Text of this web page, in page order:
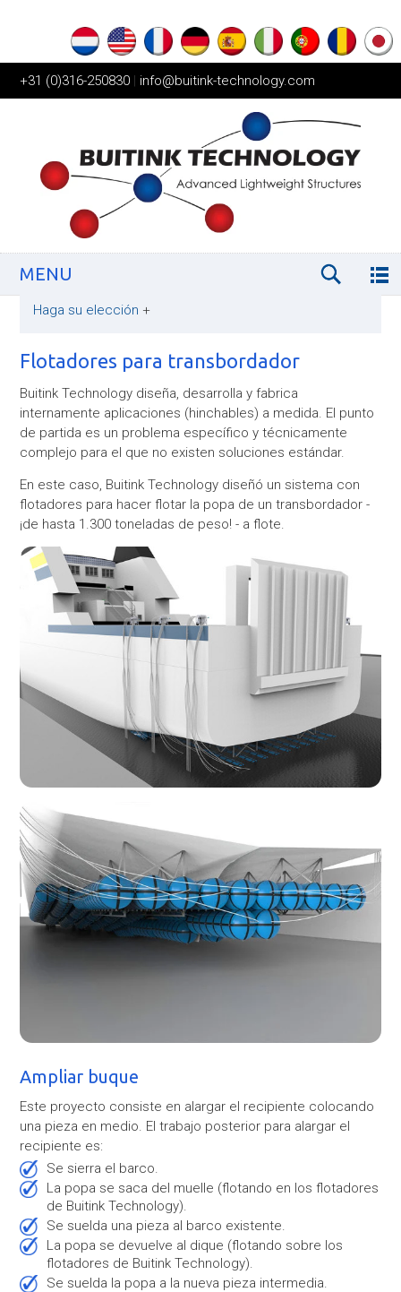
+31 (0)316-250830 | info@buitink-technology.com
MENU
Haga su elección +
Flotadores para transbordador
Buitink Technology diseña, desarrolla y fabrica
internamente aplicaciones (hinchables) a medida. El punto
de partida es un problema específico y técnicamente
complejo para el que no existen soluciones estándar.
En este caso, Buitink Technology diseñó un sistema con
flotadores para hacer flotar la popa de un transbordador -
¡de hasta 1.300 toneladas de peso! - a flote.
Ampliar buque
Este proyecto consiste en alargar el recipiente colocando
una pieza en medio. El trabajo posterior para alargar el
recipiente es:
Se sierra el barco.
La popa se saca del muelle (flotando en los flotadores
de Buitink Technology).
Se suelda una pieza al barco existente.
La popa se devuelve al dique (flotando sobre los
flotadores de Buitink Technology).
Se suelda la popa a la nueva pieza intermedia.